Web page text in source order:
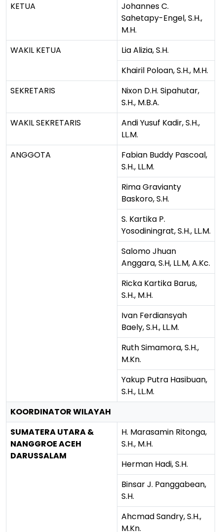
KETUA
Johannes C.
Sahetapy-Engel, S.H.,
M.H.
WAKIL KETUA
Lia Alizia, S.H.
Khairil Poloan, S.H., M.H.
SEKRETARIS
Nixon D.H. Sipahutar,
S.H., M.B.A.
WAKIL SEKRETARIS
Andi Yusuf Kadir, S.H.,
LL.M.
ANGGOTA
Fabian Buddy Pascoal,
S.H., LL.M.
Rima Gravianty
Baskoro, S.H.
S. Kartika P.
Yosodiningrat, S.H., LL.M.
Salomo Jhuan
Anggara, S.H, LL.M, A.Kc.
Ricka Kartika Barus,
S.H., M.H.
Ivan Ferdiansyah
Baely, S.H., LL.M.
Ruth Simamora, S.H.,
M.Kn.
Yakup Putra Hasibuan,
S.H., LL.M.
KOORDINATOR WILAYAH
SUMATERA UTARA &
NANGGROE ACEH
DARUSSALAM
H. Marasamin Ritonga,
S.H., M.H.
Herman Hadi, S.H.
Binsar J. Panggabean,
S.H.
Ahcmad Sandry, S.H.,
M.Kn.